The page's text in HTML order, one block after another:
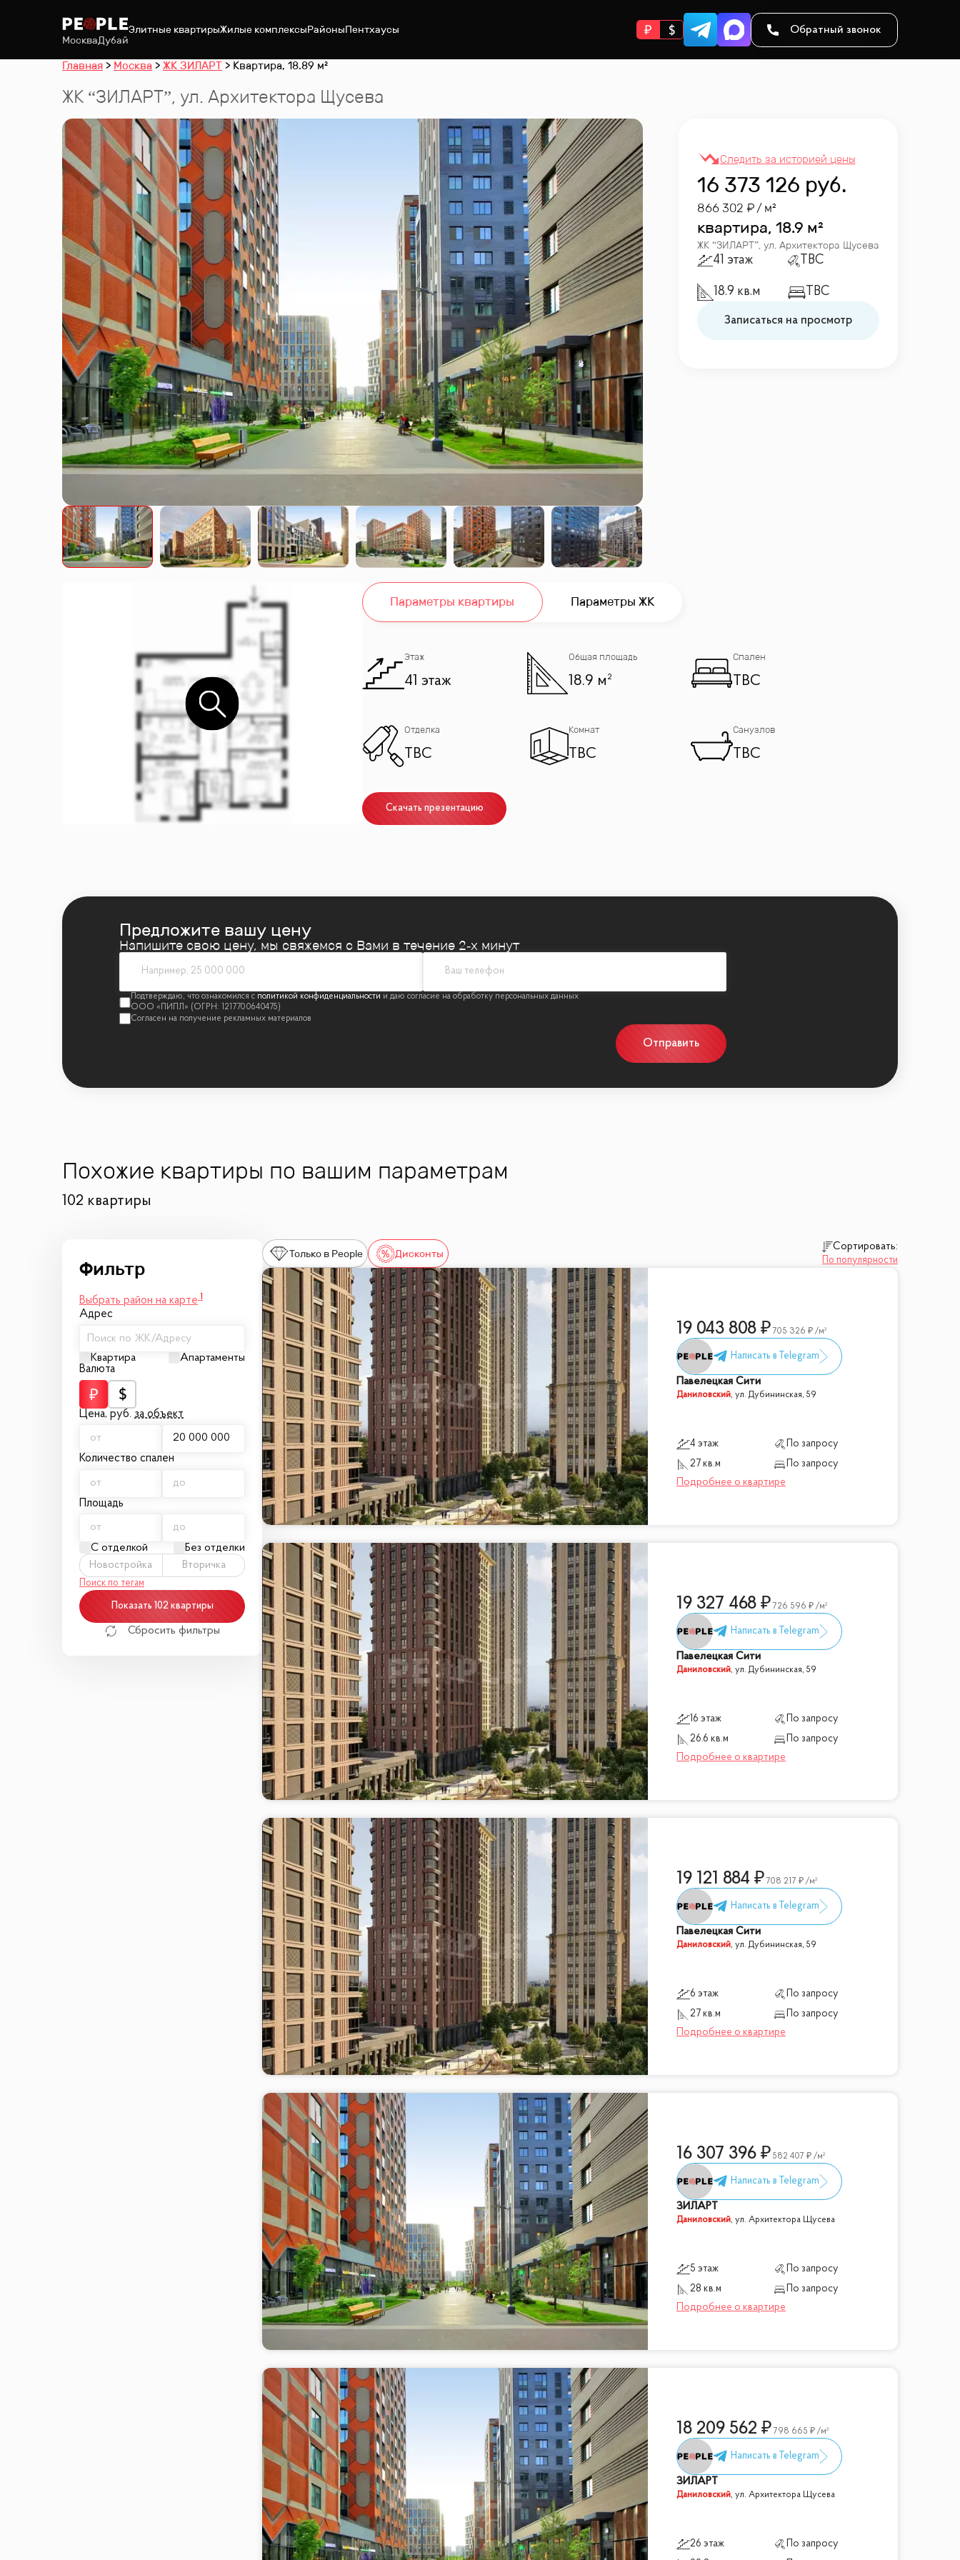
МоскваДубай
Элитные квартирыЖилые комплексыРайоныПентхаусы Обратный звонок
Главная Москва ЖК ЗИЛАРТ Квартира, 18.89 м²
ЖК “ЗИЛАРТ”, ул. Архитектора Щусева
16 373 126 руб.
866 302 / м²
квартира, 18.9 м²
ЖК “ЗИЛАРТ”, ул. Архитектора Щусева
41 этаж TBC
18.9 кв.м TBC
Записаться на просмотр
Параметры квартиры Параметры ЖК
Этаж
41 этаж
Общая площадь
18.9 м²
Спален
TBC
Отделка
TBC
Комнат
TBC
Санузлов
TBC
Скачать презентацию
Предложите вашу цену
Напишите свою цену, мы свяжемся с Вами в течение 2‑х минут
политикой конфиденциальности
Отправить
Похожие квартиры по вашим параметрам
102 квартиры
Выбрать район на карте 1
Адрес
Поиск по ЖК/Адресу
Квартира
Апартаменты
Валюта
Цена, руб. за объект
Количество спален
Площадь
С отделкой Без отделки
Новостройка Вторичка
Поиск по тегам
Показать 102 квартиры
Сбросить фильтры
Только в People Дисконты
Сортировать:
По популярности
19 043 808 705 326 /м²
Павелецкая Сити
Даниловский, ул. Дубининская, 59
4 этаж
По запросу
27 кв.м
По запросу
19 327 468 726 596 /м²
Павелецкая Сити
Даниловский, ул. Дубининская, 59
16 этаж
По запросу
26.6 кв.м
По запросу
19 121 884 708 217 /м²
Павелецкая Сити
Даниловский, ул. Дубининская, 59
6 этаж
По запросу
27 кв.м
По запросу
16 307 396 582 407 /м²
ЗИЛАРТ
Даниловский, ул. Архитектора Щусева
5 этаж
По запросу
28 кв.м
По запросу
18 209 562 798 665 /м²
ЗИЛАРТ
Даниловский, ул. Архитектора Щусева
26 этаж
По запросу